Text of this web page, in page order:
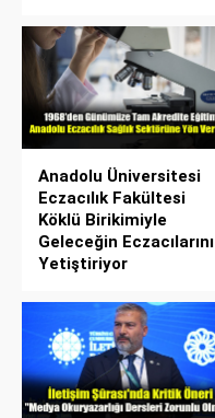
Anadolu Üniversitesi
Eczacılık Fakültesi
Köklü Birikimiyle
Geleceğin Eczacılarını
Yetiştiriyor